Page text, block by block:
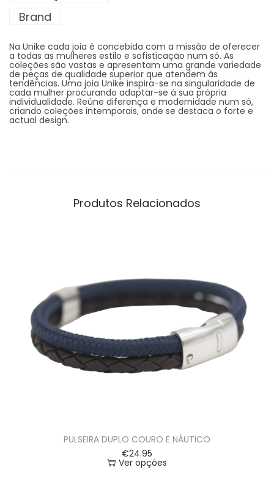
Brand
Na Unike cada joia é concebida com a missão de oferecer
a todas as mulheres estilo e sofisticação num só. As
coleções são vastas e apresentam uma grande variedade
de peças de qualidade superior que atendem às
tendências. Uma joia Unike inspira-se na singularidade de
cada mulher procurando adaptar-se à sua própria
individualidade. Reúne diferença e modernidade num só,
criando coleções intemporais, onde se destaca o forte e
actual design.
Produtos Relacionados
PULSEIRA DUPLO COURO E NÁUTICO
€24.95
Ver opções